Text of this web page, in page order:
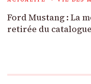
Ford Mustang : La
retirée du